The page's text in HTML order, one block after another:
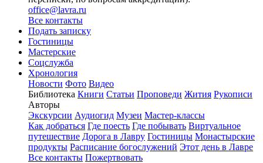
office@lavra.ru
Все контакты
Подать записку
Гостиницы
Мастерские
Соцслужба
Хронология
Новости Фото Видео
Библиотека Книги Статьи Проповеди Жития Рукописи
Авторы
Экскурсии Аудиогид Музеи Мастер-классы
Как добраться Где поесть Где побывать Виртуальное
путешествие Дорога в Лавру Гостиницы Монастырские
продукты Расписание богослужений Этот день в Лавре
Все контакты Пожертвовать